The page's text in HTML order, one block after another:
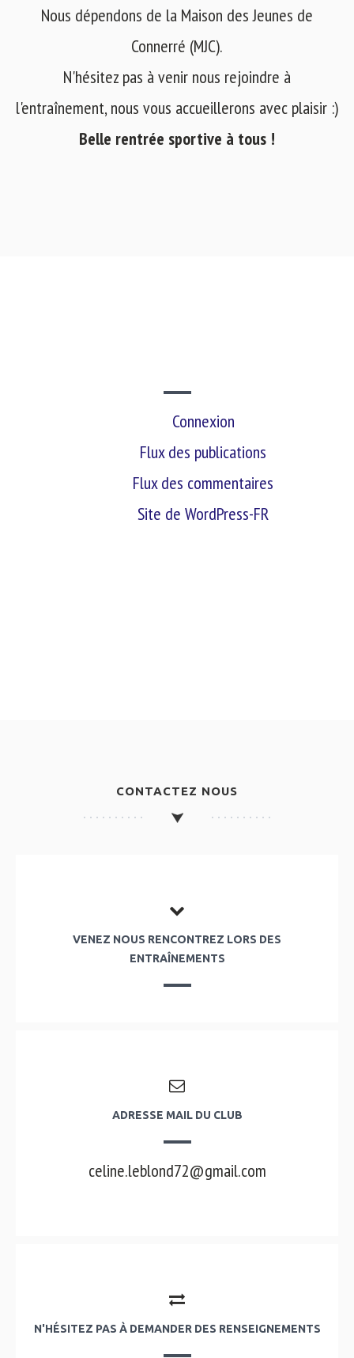
Nous dépendons de la Maison des Jeunes de
Connerré (MJC).
N'hésitez pas à venir nous rejoindre à
l'entraînement, nous vous accueillerons avec plaisir :)
Belle rentrée sportive à tous !
Connexion
Flux des publications
Flux des commentaires
Site de WordPress-FR
CONTACTEZ NOUS
VENEZ NOUS RENCONTREZ LORS DES
ENTRAÎNEMENTS
ADRESSE MAIL DU CLUB
celine.leblond72@gmail.com
N'HÉSITEZ PAS À DEMANDER DES RENSEIGNEMENTS